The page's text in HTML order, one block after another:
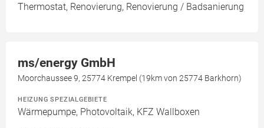
Thermostat, Renovierung, Renovierung / Badsanierung
ms/energy GmbH
Moorchaussee 9, 25774 Krempel (19km von 25774 Barkhorn)
HEIZUNG SPEZIALGEBIETE
Wärmepumpe, Photovoltaik, KFZ Wallboxen